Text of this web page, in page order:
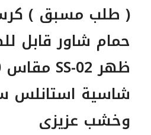
( طلب مسبق )
حمام شاور قابل
وخشب عزيزى